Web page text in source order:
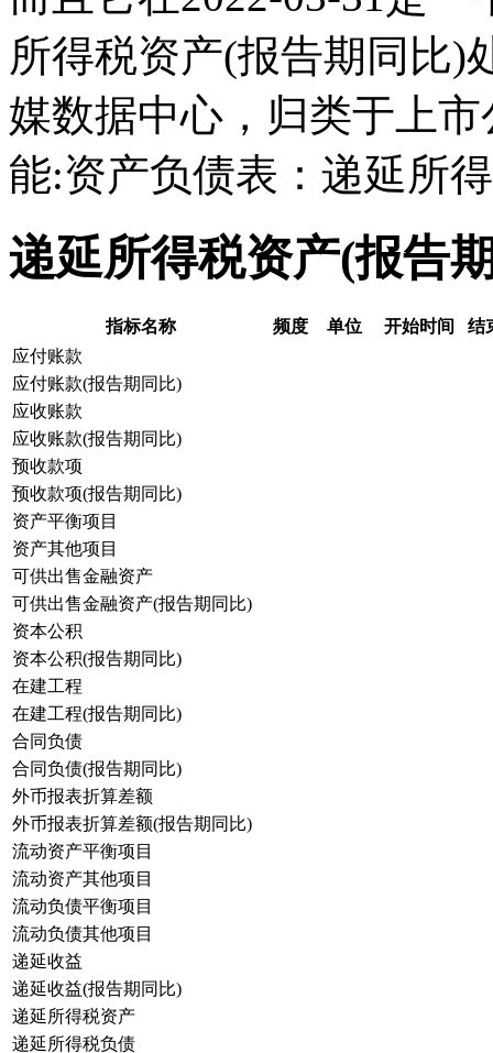
所得税资产(报告期同比)
媒数据中心，归类于上
能:资产负债表：递延所
递延所得税资产(报告
指标名称 频度 单位 开始时间
结
应付账款
应付账款(报告期同比)
应收账款
应收账款(报告期同比)
预收款项
预收款项(报告期同比)
资产平衡项目
资产其他项目
可供出售金融资产
可供出售金融资产(报告期同比)
资本公积
资本公积(报告期同比)
在建工程
在建工程(报告期同比)
合同负债
合同负债(报告期同比)
外币报表折算差额
外币报表折算差额(报告期同比)
流动资产平衡项目
流动资产其他项目
流动负债平衡项目
流动负债其他项目
递延收益
递延收益(报告期同比)
递延所得税资产
递延所得税负债